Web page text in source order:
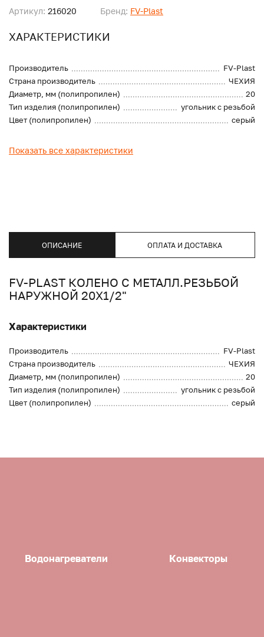
Артикул: 216020 Бренд: FV-Plast
ХАРАКТЕРИСТИКИ
Производитель
FV-Plast
Страна производитель
ЧЕХИЯ
Диаметр, мм (полипропилен)
20
Тип изделия (полипропилен)
угольник с резьбой
Цвет (полипропилен)
серый
Показать все характеристики
ОПИСАНИЕ ОПЛАТА И ДОСТАВКА
FV-PLAST КОЛЕНО С МЕТАЛЛ.РЕЗЬБОЙ
НАРУЖНОЙ 20X1/2"
Характеристики
Производитель
FV-Plast
Страна производитель
ЧЕХИЯ
Диаметр, мм (полипропилен)
20
Тип изделия (полипропилен)
угольник с резьбой
Цвет (полипропилен)
серый
Водонагреватели Конвекторы